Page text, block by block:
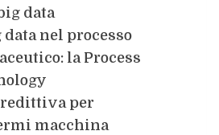
data
nel processo
la Process
per
macchina